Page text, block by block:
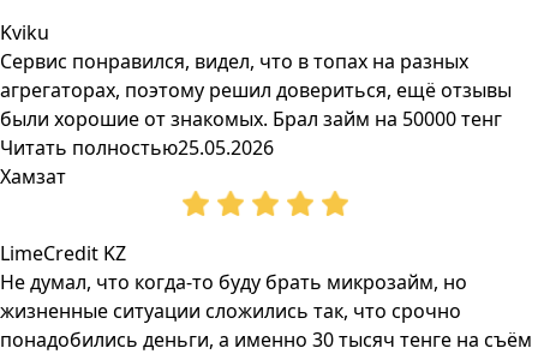
Kviku
Сервис понравился, видел, что в топах на разных
агрегаторах, поэтому решил довериться, ещё отзывы
были хорошие от знакомых. Брал займ на 50000 тенг
Читать полностью25.05.2026
Хамзат
LimeCredit KZ
Не думал, что когда-то буду брать микрозайм, но
жизненные ситуации сложились так, что срочно
понадобились деньги, а именно 30 тысяч тенге на съём